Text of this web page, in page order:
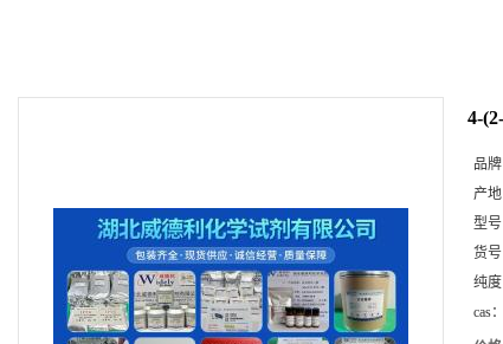
4-
品牌
产地
型号
货号
纯度
cas：